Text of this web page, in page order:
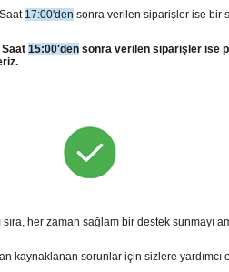
17:00'den sonra verilen siparişler ise bir
15:00'den sonra verilen siparişler ise
her zaman sağlam bir destek sunmayı
sorunlar için sizlere